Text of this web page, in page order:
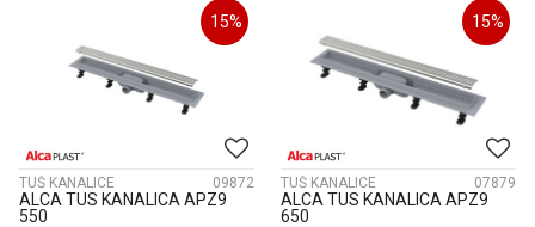
15%
TUŠ KANALICE 09872
ALCA TUS KANALICA APZ9
550
15%
TUŠ KANALICE 07879
ALCA TUS KANALICA APZ9
650